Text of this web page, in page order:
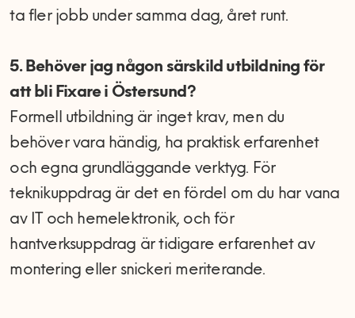
ta fler jobb under samma dag, året runt.
5. Behöver jag någon särskild utbildning för
att bli Fixare i Östersund?
Formell utbildning är inget krav, men du
behöver vara händig, ha praktisk erfarenhet
och egna grundläggande verktyg. För
teknikuppdrag är det en fördel om du har vana
av IT och hemelektronik, och för
hantverksuppdrag är tidigare erfarenhet av
montering eller snickeri meriterande.